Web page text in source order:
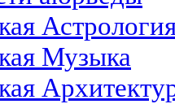
Музыка